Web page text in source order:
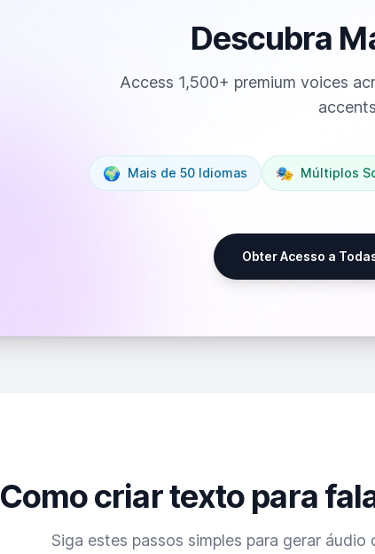
Descubra
Access 1,500+ premium voices
🌍 Mais de 50 Idiomas 🎭 Múltiplos
Obter Acesso a
Como criar texto para
Siga estes passos simples para gerar